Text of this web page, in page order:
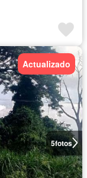
5fotos
Actualizado